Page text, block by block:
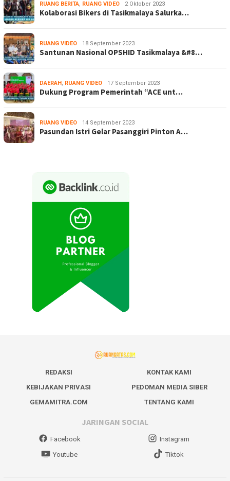
RUANG BERITA, RUANG VIDEO 2 Oktober 2023
Kolaborasi Bikers di Tasikmalaya Salurka…
RUANG VIDEO 18 September 2023
Santunan Nasional OPSHID Tasikmalaya &#8…
DAERAH , RUANG VIDEO 17 September 2023
Dukung Program Pemerintah “ACE unt…
RUANG VIDEO 14 September 2023
Pasundan Istri Gelar Pasanggiri Pinton A…
REDAKSI
KONTAK KAMI
KEBIJAKAN PRIVASI
PEDOMAN MEDIA SIBER
GEMAMITRA.COM
TENTANG KAMI
JARINGAN SOCIAL
Facebook
Instagram
Youtube
Tiktok